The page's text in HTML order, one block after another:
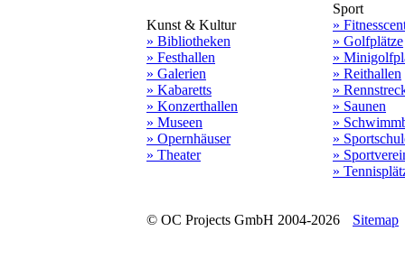
Kunst & Kultur
» Bibliotheken
» Festhallen
» Galerien
» Kabaretts
» Konzerthallen
» Museen
» Opernhäuser
» Theater
Sport
»
» Golfplätze
»
» Reithallen
»
» Saunen
»
»
»
»
© OC Projects GmbH 2004-2026 Sitemap